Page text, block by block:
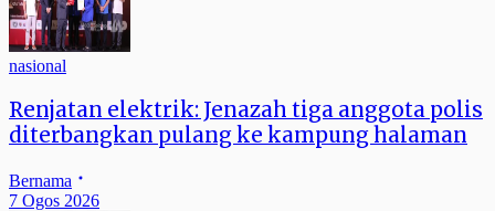
nasional
Renjatan elektrik: Jenazah tiga anggota polis
diterbangkan pulang ke kampung halaman
Bernama
7 Ogos 2026